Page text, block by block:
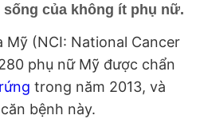
của không ít phụ nữ.
Mỹ (NCI: National Cancer
phụ nữ Mỹ được chẩn
trong năm 2013, và
bệnh này.